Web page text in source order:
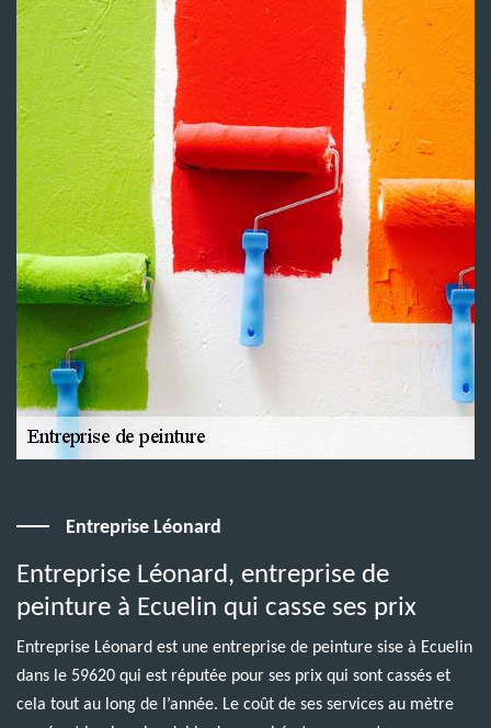
Entreprise Léonard
Entreprise Léonard, entreprise de
peinture à Ecuelin qui casse ses prix
Entreprise Léonard est une entreprise de peinture sise à Ecuelin
dans le 59620 qui est réputée pour ses prix qui sont cassés et
cela tout au long de l’année. Le coût de ses services au mètre